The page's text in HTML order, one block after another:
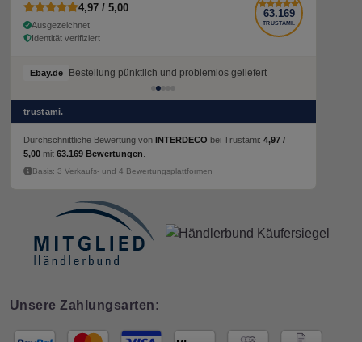
4,97 / 5,00
Ausgezeichnet
Identität verifiziert
63.169
TRUSTAMI.
Ebay.de Bestellung pünktlich und problemlos geliefert
trustami.
Durchschnittliche Bewertung von INTERDECO bei Trustami: 4,97 /
5,00 mit 63.169 Bewertungen
Basis: 3 Verkaufs- und 4 Bewertungsplattformen
Unsere Zahlungsarten: